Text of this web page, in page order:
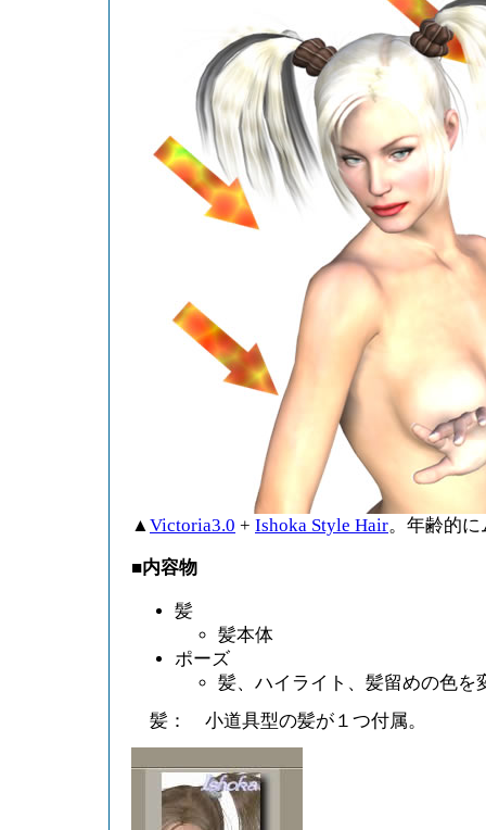
▲Victoria3.0 + Ishoka Style Hair。年齢的
■内容物
髪
髪本体
ポーズ
髪、ハイライト、髪留めの色を
髪： 小道具型の髪が１つ付属。